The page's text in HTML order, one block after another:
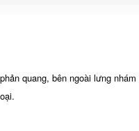
quang, bên ngoài lưng